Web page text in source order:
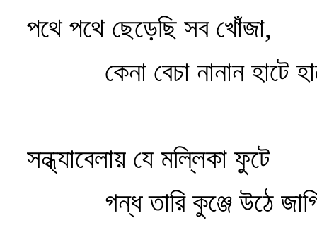
পথে পথে ছেড়েছি সব খোঁজা,
কেনা বেচা নানান হাটে
সন্ধ্যাবেলায় যে মল্লিকা ফুটে
গন্ধ তারি কুঞ্জে উঠে